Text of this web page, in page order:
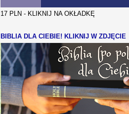
17 PLN - KLIKNIJ NA OKŁADKĘ
BIBLIA DLA CIEBIE! KLIKNIJ W ZDJĘCIE